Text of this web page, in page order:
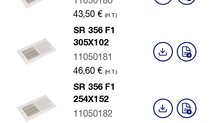
43,50 € (H.T.)
SR 356 F1
305X102
11050181
46,60 € (H.T.)
SR 356 F1
254X152
11050182